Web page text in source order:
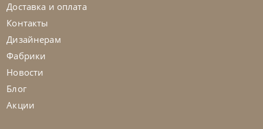
Доставка и оплата
Контакты
Дизайнерам
Фабрики
Новости
Блог
Акции